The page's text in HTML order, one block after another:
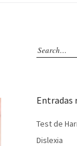
Entradas
Test de
Dislexia